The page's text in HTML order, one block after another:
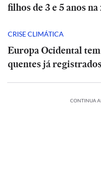
filhos de 3 e 5 anos
CRISE CLIMÁTICA
Europa Ocidental
quentes já
CONTINUA